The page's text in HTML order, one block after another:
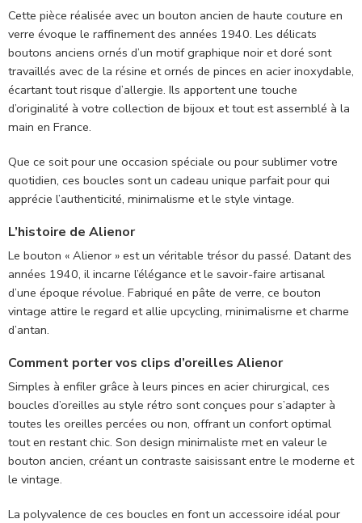
Cette pièce réalisée avec un bouton ancien de haute couture en
verre évoque le raffinement des années 1940. Les délicats
boutons anciens ornés d’un motif graphique noir et doré sont
travaillés avec de la résine et ornés de pinces en acier inoxydable,
écartant tout risque d’allergie. Ils apportent une touche
d’originalité à votre collection de bijoux et tout est assemblé à la
main en France.
Que ce soit pour une occasion spéciale ou pour sublimer votre
quotidien, ces boucles sont un cadeau unique parfait pour qui
apprécie l’authenticité, minimalisme et le style vintage.
L’histoire de Alienor
Le bouton « Alienor » est un véritable trésor du passé. Datant des
années 1940, il incarne l’élégance et le savoir-faire artisanal
d’une époque révolue. Fabriqué en pâte de verre, ce bouton
vintage attire le regard et allie upcycling, minimalisme et charme
d’antan.
Comment porter vos clips d’oreilles Alienor
Simples à enfiler grâce à leurs pinces en acier chirurgical, ces
boucles d’oreilles au style rétro sont conçues pour s’adapter à
toutes les oreilles percées ou non, offrant un confort optimal
tout en restant chic. Son design minimaliste met en valeur le
bouton ancien, créant un contraste saisissant entre le moderne et
le vintage.
La polyvalence de ces boucles en font un accessoire idéal pour